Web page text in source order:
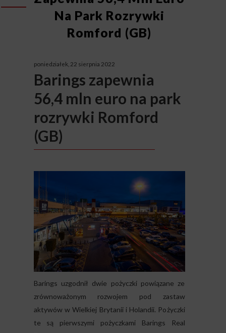
Na Park Rozrywki
Romford (GB)
poniedziałek, 22 sierpnia 2022
Barings zapewnia
56,4 mln euro na park
rozrywki Romford
(GB)
Barings uzgodnił dwie pożyczki powiązane ze
zrównoważonym rozwojem pod zastaw
aktywów w Wielkiej Brytanii i Holandii. Pożyczki
te są pierwszymi pożyczkami Barings Real